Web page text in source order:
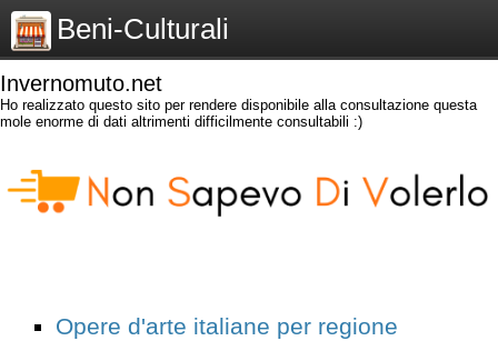
Beni-Culturali
Invernomuto.net
Ho realizzato questo sito per rendere disponibile alla consultazione questa
mole enorme di dati altrimenti difficilmente consultabili :)
Opere d'arte italiane per regione